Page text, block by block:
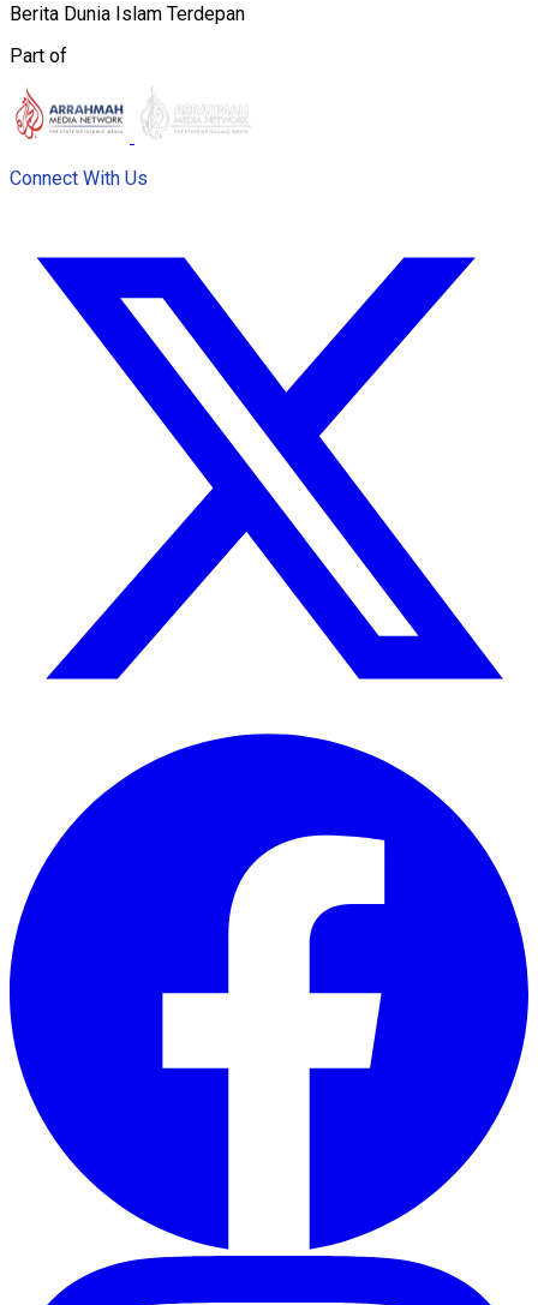
Berita Dunia Islam Terdepan
Part of
Connect With Us